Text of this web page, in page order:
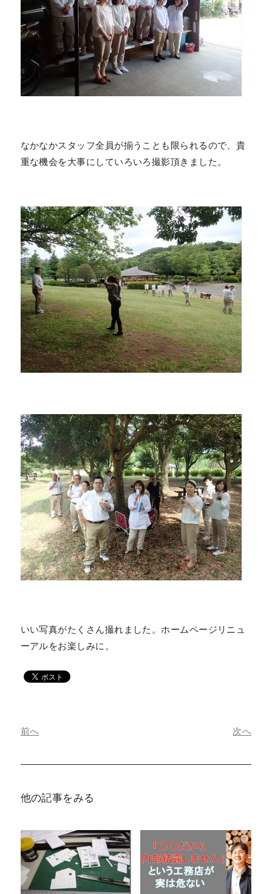
なかなかスタッフ全員が揃うことも限られるので、貴
重な機会を大事にしていろいろ撮影頂きました。
いい写真がたくさん撮れました。ホームページリニュ
ーアルをお楽しみに。
前へ 次へ
他の記事をみる